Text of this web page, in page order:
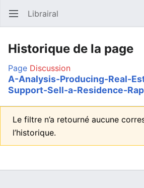
Ouvrir le menu principal Librairal
Historique de la page
Page Discussion
A-Analysis-Producing-Real-
Support-Sell-a-Residence-
Le filtre n’a retourné aucune
l’historique.